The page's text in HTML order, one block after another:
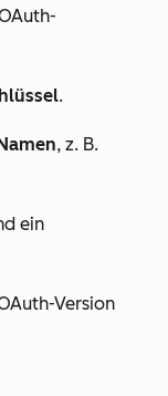
.
, z. B.
ein
Version